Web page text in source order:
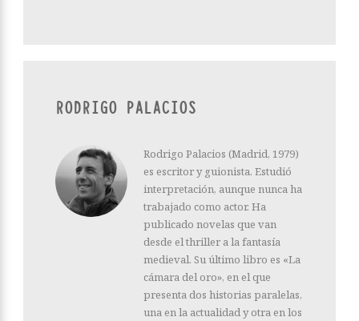
RODRIGO PALACIOS
Rodrigo Palacios (Madrid, 1979)
es escritor y guionista. Estudió
interpretación, aunque nunca ha
trabajado como actor. Ha
publicado novelas que van
desde el thriller a la fantasía
medieval. Su último libro es «La
cámara del oro», en el que
presenta dos historias paralelas,
una en la actualidad y otra en los